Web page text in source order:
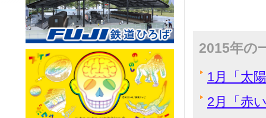
2015年の
1月「太
2月「赤